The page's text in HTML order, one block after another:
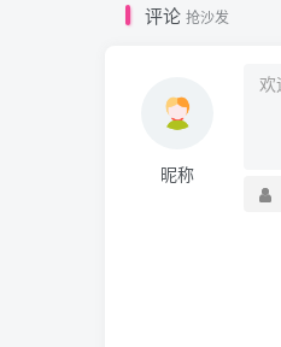
评论 抢沙发
昵称